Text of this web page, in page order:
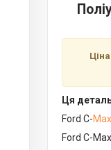
Ця
Ford C-Max
Ford C-